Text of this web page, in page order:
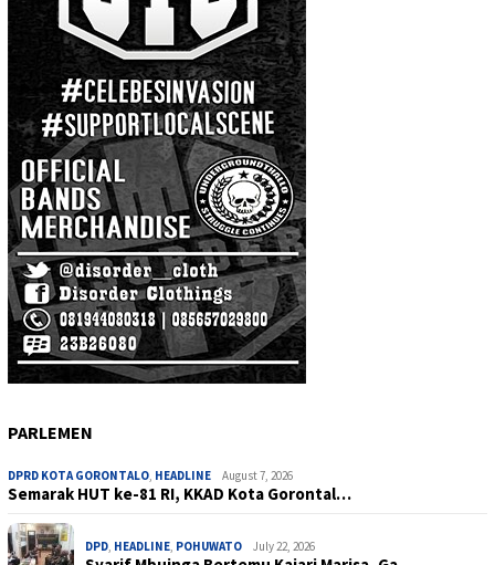
PARLEMEN
DPRD KOTA GORONTALO HEADLINE August 7, 2026
Semarak HUT ke-81 RI, KKAD Kota Gorontal…
DPD HEADLINE POHUWATO July 22, 2026